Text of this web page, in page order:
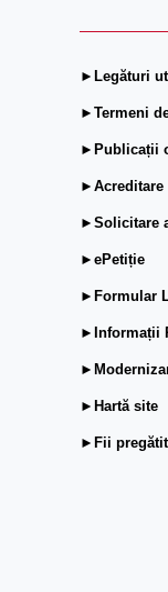
►Legături
►Termeni
►Publicații
►Acreditare
►Solicitare
►ePetiție
►Formular
►Informații
►Hartă site
►Fii